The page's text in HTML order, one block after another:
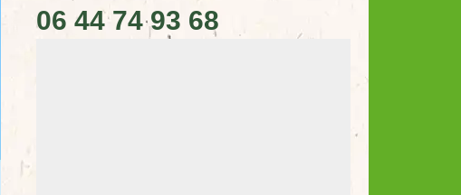
06 44 74 93 68